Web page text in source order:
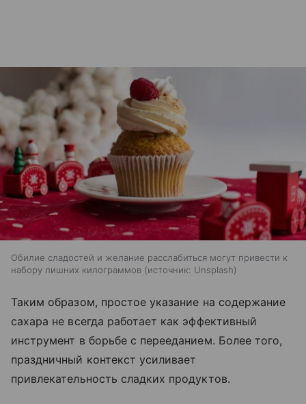
Обилие сладостей и желание расслабиться могут привести к
набору лишних килограммов
источник: Unsplash
Таким образом, простое указание на содержание
сахара не всегда работает как эффективный
инструмент в борьбе с перееданием. Более того,
праздничный контекст усиливает
привлекательность сладких продуктов.